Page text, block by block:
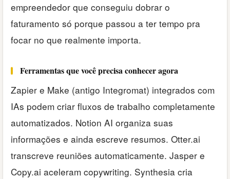
empreendedor que conseguiu dobrar o
faturamento só porque passou a ter tempo pra
focar no que realmente importa.
Ferramentas que você precisa conhecer agora
Zapier e Make (antigo Integromat) integrados com
IAs podem criar fluxos de trabalho completamente
automatizados. Notion AI organiza suas
informações e ainda escreve resumos. Otter.ai
transcreve reuniões automaticamente. Jasper e
Copy.ai aceleram copywriting. Synthesia cria